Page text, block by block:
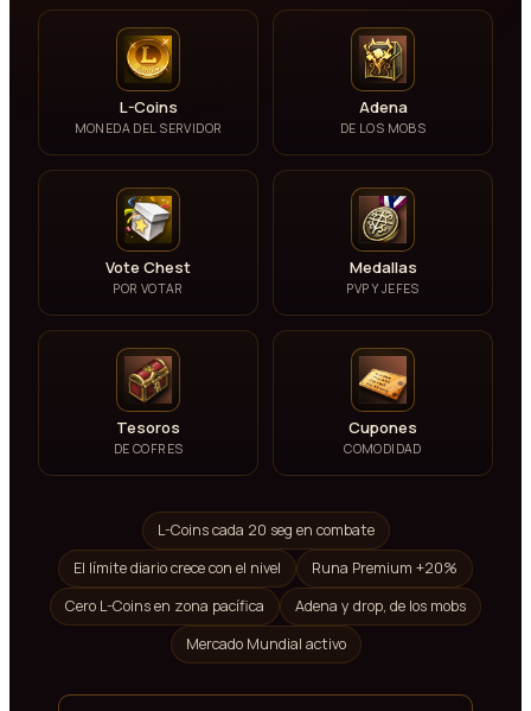
L-Coins
MONEDA DEL SERVIDOR
Adena
DE LOS MOBS
Vote Chest
POR VOTAR
Medallas
PVP Y JEFES
Tesoros
DE COFRES
Cupones
COMODIDAD
L-Coins cada 20 seg en combate
El límite diario crece con el nivel
Runa Premium +20%
Cero L-Coins en zona pacífica
Adena y drop, de los mobs
Mercado Mundial activo